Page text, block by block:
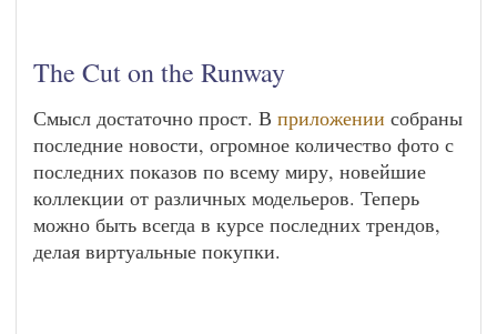
The Cut on the Runway
Смысл достаточно прост. В приложении собраны
последние новости, огромное количество фото с
последних показов по всему миру, новейшие
коллекции от различных модельеров. Теперь
можно быть всегда в курсе последних трендов,
делая виртуальные покупки.